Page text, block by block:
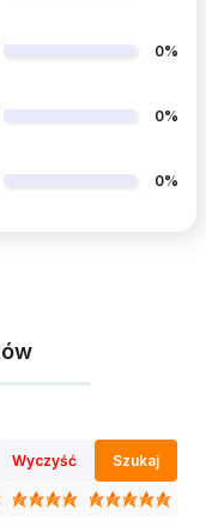
0%
0%
0%
Wyczyść Szukaj